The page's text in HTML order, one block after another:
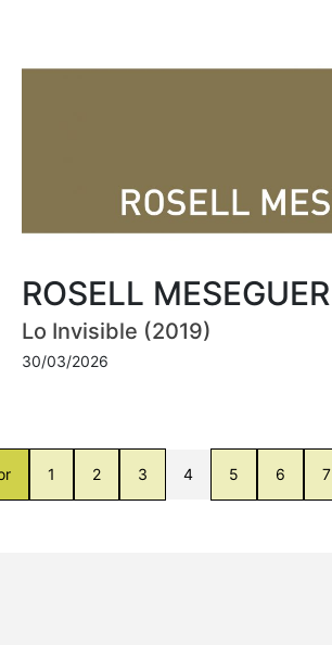
ROSELL MESEGUER
Lo Invisible (2019)
30/03/2026
1 2 3 4 5 6 7